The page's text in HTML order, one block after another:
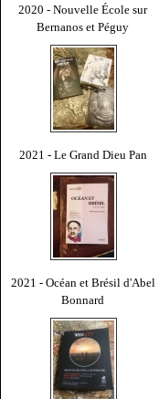
2020 - Nouvelle École sur
Bernanos et Péguy
2021 - Le Grand Dieu Pan
2021 - Océan et Brésil d'Abel
Bonnard